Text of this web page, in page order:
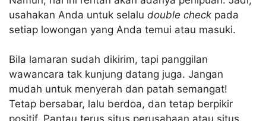
usahakan Anda untuk selalu double check pada
setiap lowongan yang Anda temui atau masuki.
Bila lamaran sudah dikirim, tapi panggilan
wawancara tak kunjung datang juga. Jangan
mudah untuk menyerah dan patah semangat!
Tetap bersabar, lalu berdoa, dan tetap berpikir